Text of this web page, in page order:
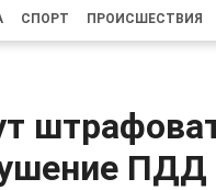
СПОРТ ПРОИСШЕСТВИЯ
ПДД